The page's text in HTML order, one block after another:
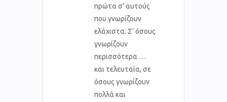
πρώτα σ’ αυτούς
που γνωρίζουν
ελάχιστα. Σ’ όσους
γνωρίζουν
περισσότερα …
και τελευταία, σε
όσους γνωρίζουν
πολλά και